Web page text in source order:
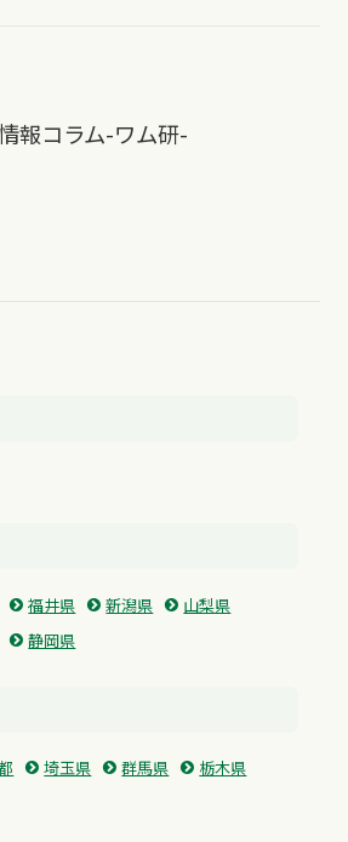
報コラム-ワム研-
福井県 新潟県
山梨県
静岡県
埼玉県 群馬県
栃木県